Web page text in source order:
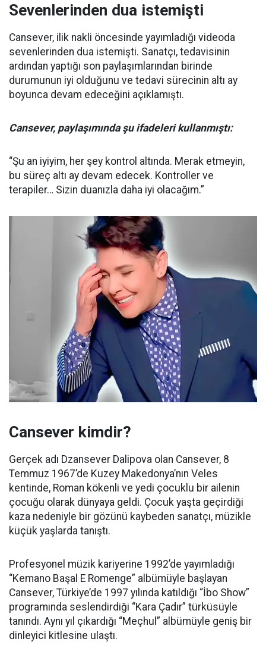
Sevenlerinden dua istemişti
Cansever, ilik nakli öncesinde yayımladığı videoda
sevenlerinden dua istemişti. Sanatçı, tedavisinin
ardından yaptığı son paylaşımlarından birinde
durumunun iyi olduğunu ve tedavi sürecinin altı ay
boyunca devam edeceğini açıklamıştı.
Cansever, paylaşımında şu ifadeleri kullanmıştı:
“Şu an iyiyim, her şey kontrol altında. Merak etmeyin,
bu süreç altı ay devam edecek. Kontroller ve
terapiler… Sizin duanızla daha iyi olacağım.”
Cansever kimdir?
Gerçek adı Dzansever Dalipova olan Cansever, 8
Temmuz 1967’de Kuzey Makedonya’nın Veles
kentinde, Roman kökenli ve yedi çocuklu bir ailenin
çocuğu olarak dünyaya geldi. Çocuk yaşta geçirdiği
kaza nedeniyle bir gözünü kaybeden sanatçı, müzikle
küçük yaşlarda tanıştı.
Profesyonel müzik kariyerine 1992’de yayımladığı
“Kemano Başal E Romenge” albümüyle başlayan
Cansever, Türkiye’de 1997 yılında katıldığı “İbo Show”
programında seslendirdiği “Kara Çadır” türküsüyle
tanındı. Aynı yıl çıkardığı “Meçhul” albümüyle geniş bir
dinleyici kitlesine ulaştı.